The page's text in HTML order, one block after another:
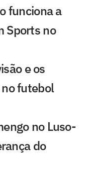
funciona a
Sports no
e os
futebol
no Luso-
do